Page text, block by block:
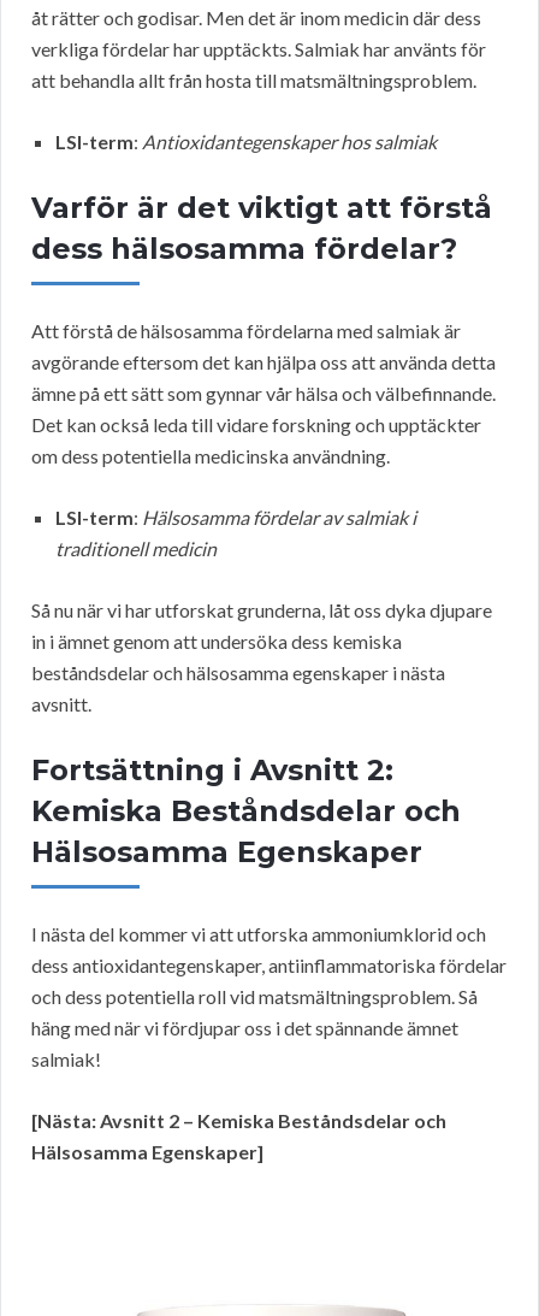
åt rätter och godisar. Men det är inom medicin där dess
verkliga fördelar har upptäckts. Salmiak har använts för
att behandla allt från hosta till matsmältningsproblem.
LSI-term: Antioxidantegenskaper hos salmiak
Varför är det viktigt att förstå
dess hälsosamma fördelar?
Att förstå de hälsosamma fördelarna med salmiak är
avgörande eftersom det kan hjälpa oss att använda detta
ämne på ett sätt som gynnar vår hälsa och välbefinnande.
Det kan också leda till vidare forskning och upptäckter
om dess potentiella medicinska användning.
LSI-term: Hälsosamma fördelar av salmiak i
traditionell medicin
Så nu när vi har utforskat grunderna, låt oss dyka djupare
in i ämnet genom att undersöka dess kemiska
beståndsdelar och hälsosamma egenskaper i nästa
avsnitt.
Fortsättning i Avsnitt 2:
Kemiska Beståndsdelar och
Hälsosamma Egenskaper
I nästa del kommer vi att utforska ammoniumklorid och
dess antioxidantegenskaper, antiinflammatoriska fördelar
och dess potentiella roll vid matsmältningsproblem. Så
häng med när vi fördjupar oss i det spännande ämnet
salmiak!
[Nästa: Avsnitt 2 – Kemiska Beståndsdelar och
Hälsosamma Egenskaper]